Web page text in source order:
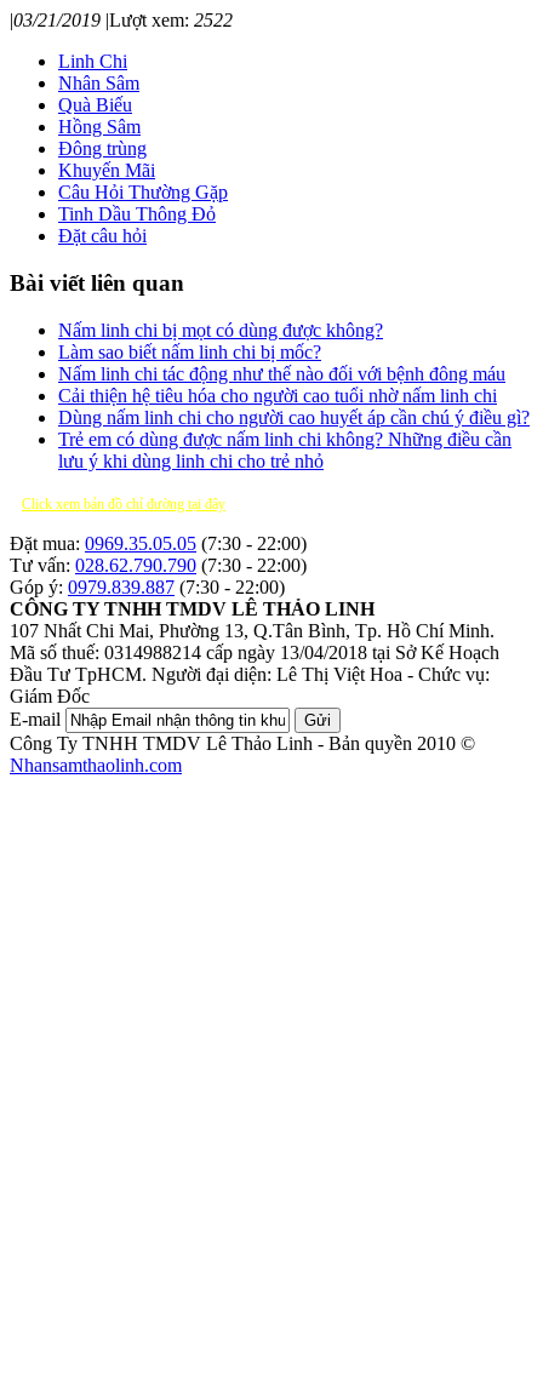
|03/21/2019 |Lượt xem: 2522
Linh Chi
Nhân Sâm
Quà Biếu
Hồng Sâm
Đông trùng
Khuyến Mãi
Câu Hỏi Thường Gặp
Tinh Dầu Thông Đỏ
Đặt câu hỏi
Bài viết liên quan
Nấm linh chi bị mọt có dùng được không?
Làm sao biết nấm linh chi bị mốc?
Nấm linh chi tác động như thế nào đối với bệnh đông máu
Cải thiện hệ tiêu hóa cho người cao tuổi nhờ nấm linh chi
Dùng nấm linh chi cho người cao huyết áp cần chú ý điều gì?
Trẻ em có dùng được nấm linh chi không? Những điều cần
lưu ý khi dùng linh chi cho trẻ nhỏ
Click xem bản đồ chỉ đường tại đây
Đặt mua: 0969.35.05.05 (7:30 - 22:00)
Tư vấn: 028.62.790.790 (7:30 - 22:00)
Góp ý: 0979.839.887 (7:30 - 22:00)
CÔNG TY TNHH TMDV LÊ THẢO LINH
107 Nhất Chi Mai, Phường 13, Q.Tân Bình, Tp. Hồ Chí Minh.
Mã số thuế: 0314988214 cấp ngày 13/04/2018 tại Sở Kế Hoạch
Đầu Tư TpHCM. Người đại diện: Lê Thị Việt Hoa - Chức vụ:
Giám Đốc
E-mail
Gửi
Công Ty TNHH TMDV Lê Thảo Linh - Bản quyền 2010 ©
Nhansamthaolinh.com